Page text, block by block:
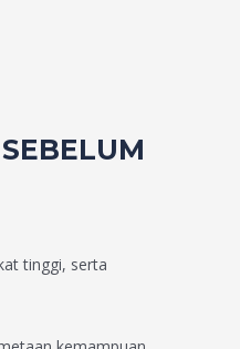
tinggi, serta